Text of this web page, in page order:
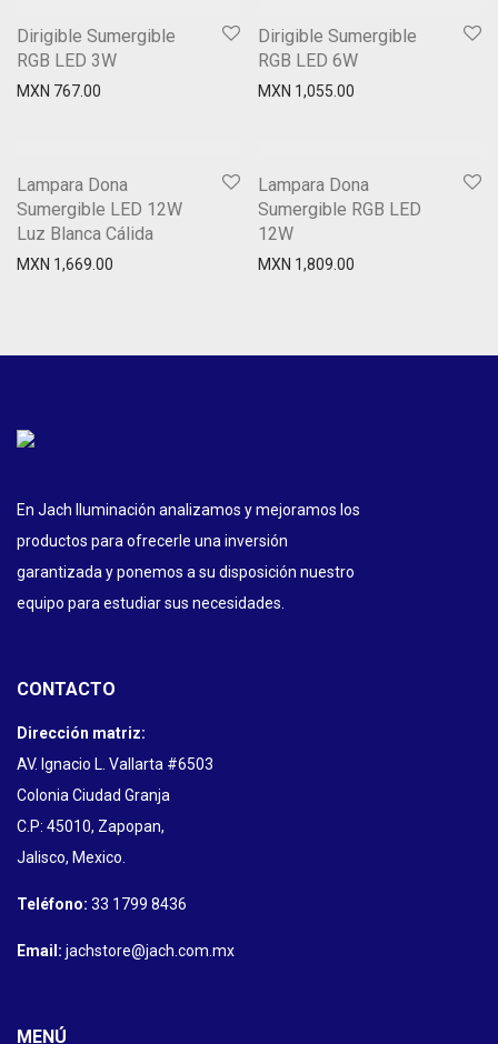
Dirigible Sumergible
RGB LED 3W
MXN 767.00
Dirigible Sumergible
RGB LED 6W
MXN 1,055.00
Lampara Dona
Sumergible LED 12W
Luz Blanca Cálida
MXN 1,669.00
Lampara Dona
Sumergible RGB LED
12W
MXN 1,809.00
En Jach Iluminación analizamos y mejoramos los
productos para ofrecerle una inversión
garantizada y ponemos a su disposición nuestro
equipo para estudiar sus necesidades.
CONTACTO
Dirección matriz:
AV. Ignacio L. Vallarta #6503
Colonia Ciudad Granja
C.P: 45010, Zapopan,
Jalisco, Mexico.
Teléfono: 33 1799 8436
Email: jachstore@jach.com.mx
MENÚ